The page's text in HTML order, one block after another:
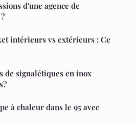
d'une agence de
de signalétiques en inox
à chaleur dans le 95 avec